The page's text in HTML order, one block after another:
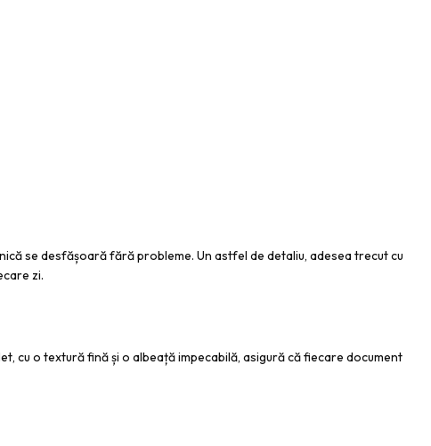
se desfășoară fără probleme. Un astfel de detaliu, adesea trecut cu
zi.
cu o textură fină și o albeață impecabilă, asigură că fiecare document